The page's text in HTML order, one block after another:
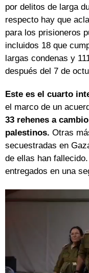
por delitos de larga
respecto hay que
para los prisioneros
incluidos 18 que
largas condenas y
después del 7 de
Este es el cuarto
el marco de un
33 rehenes a
palestinos. Otras
secuestradas en
de ellas han
entregados en una